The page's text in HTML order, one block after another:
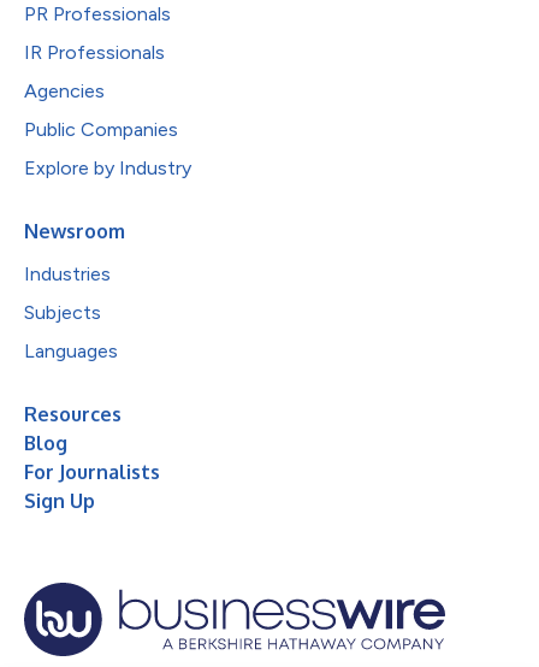
PR Professionals
IR Professionals
Agencies
Public Companies
Explore by Industry
Newsroom
Industries
Subjects
Languages
Resources
Blog
For Journalists
Sign Up